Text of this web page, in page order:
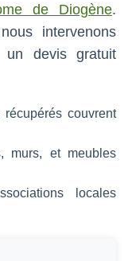
de Diogène.
intervenons
un devis gratuit
couvrent
murs, et meubles
locales